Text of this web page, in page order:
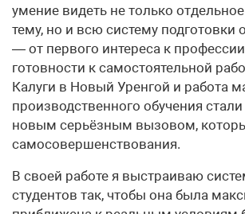
умение видеть не только
тему, но и всю систему подготовки
— от первого интереса к
готовности к самостоятельной
Калуги в Новый Уренгой и работа
производственного обучения
новым серьёзным вызовом,
самосовершенствования.
В своей работе я выстраиваю
студентов так, чтобы она была